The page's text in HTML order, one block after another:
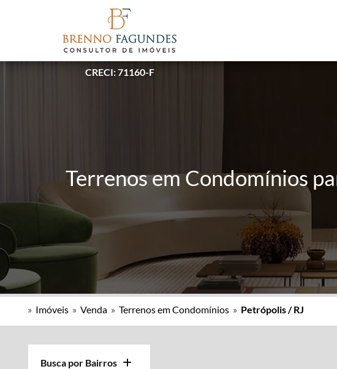
CRECI: 71160-F
Terrenos em Condomínios
» Imóveis » Venda » Terrenos em Condomínios » Petrópolis / RJ
Busca por Bairros